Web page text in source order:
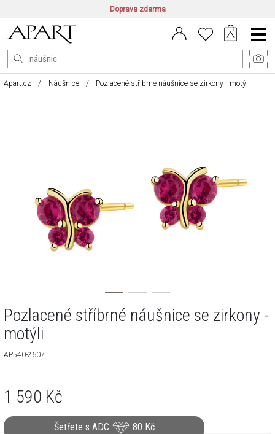
Doprava zdarma
CZ/CZK | EN/EUR PL/PLN
Main
Menu
Apart.cz Náušnice Pozlacené stříbrné náušnice se zirkony - motýli
Pozlacené stříbrné náušnice se zirkony -
motýli
AP540-2607
1 590 Kč
Šetřete s ADC 80 Kč